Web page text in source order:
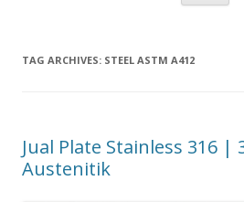
TAG ARCHIVES: STEEL ASTM A412
Jual Plate Stainless 316 |
Austenitik